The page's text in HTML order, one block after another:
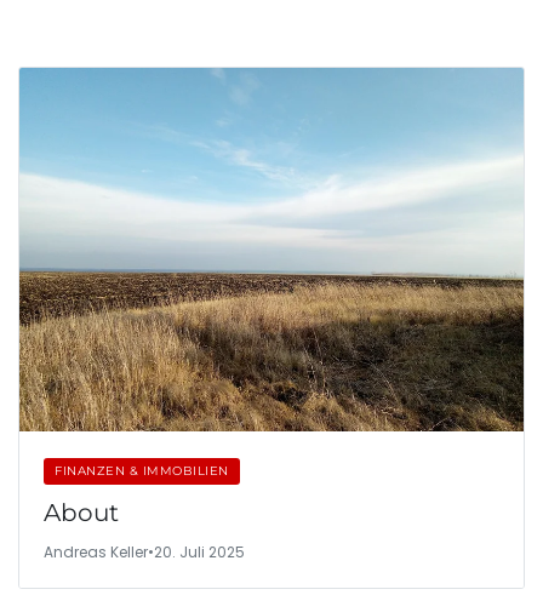
FINANZEN & IMMOBILIEN
About
Andreas Keller•20. Juli 2025